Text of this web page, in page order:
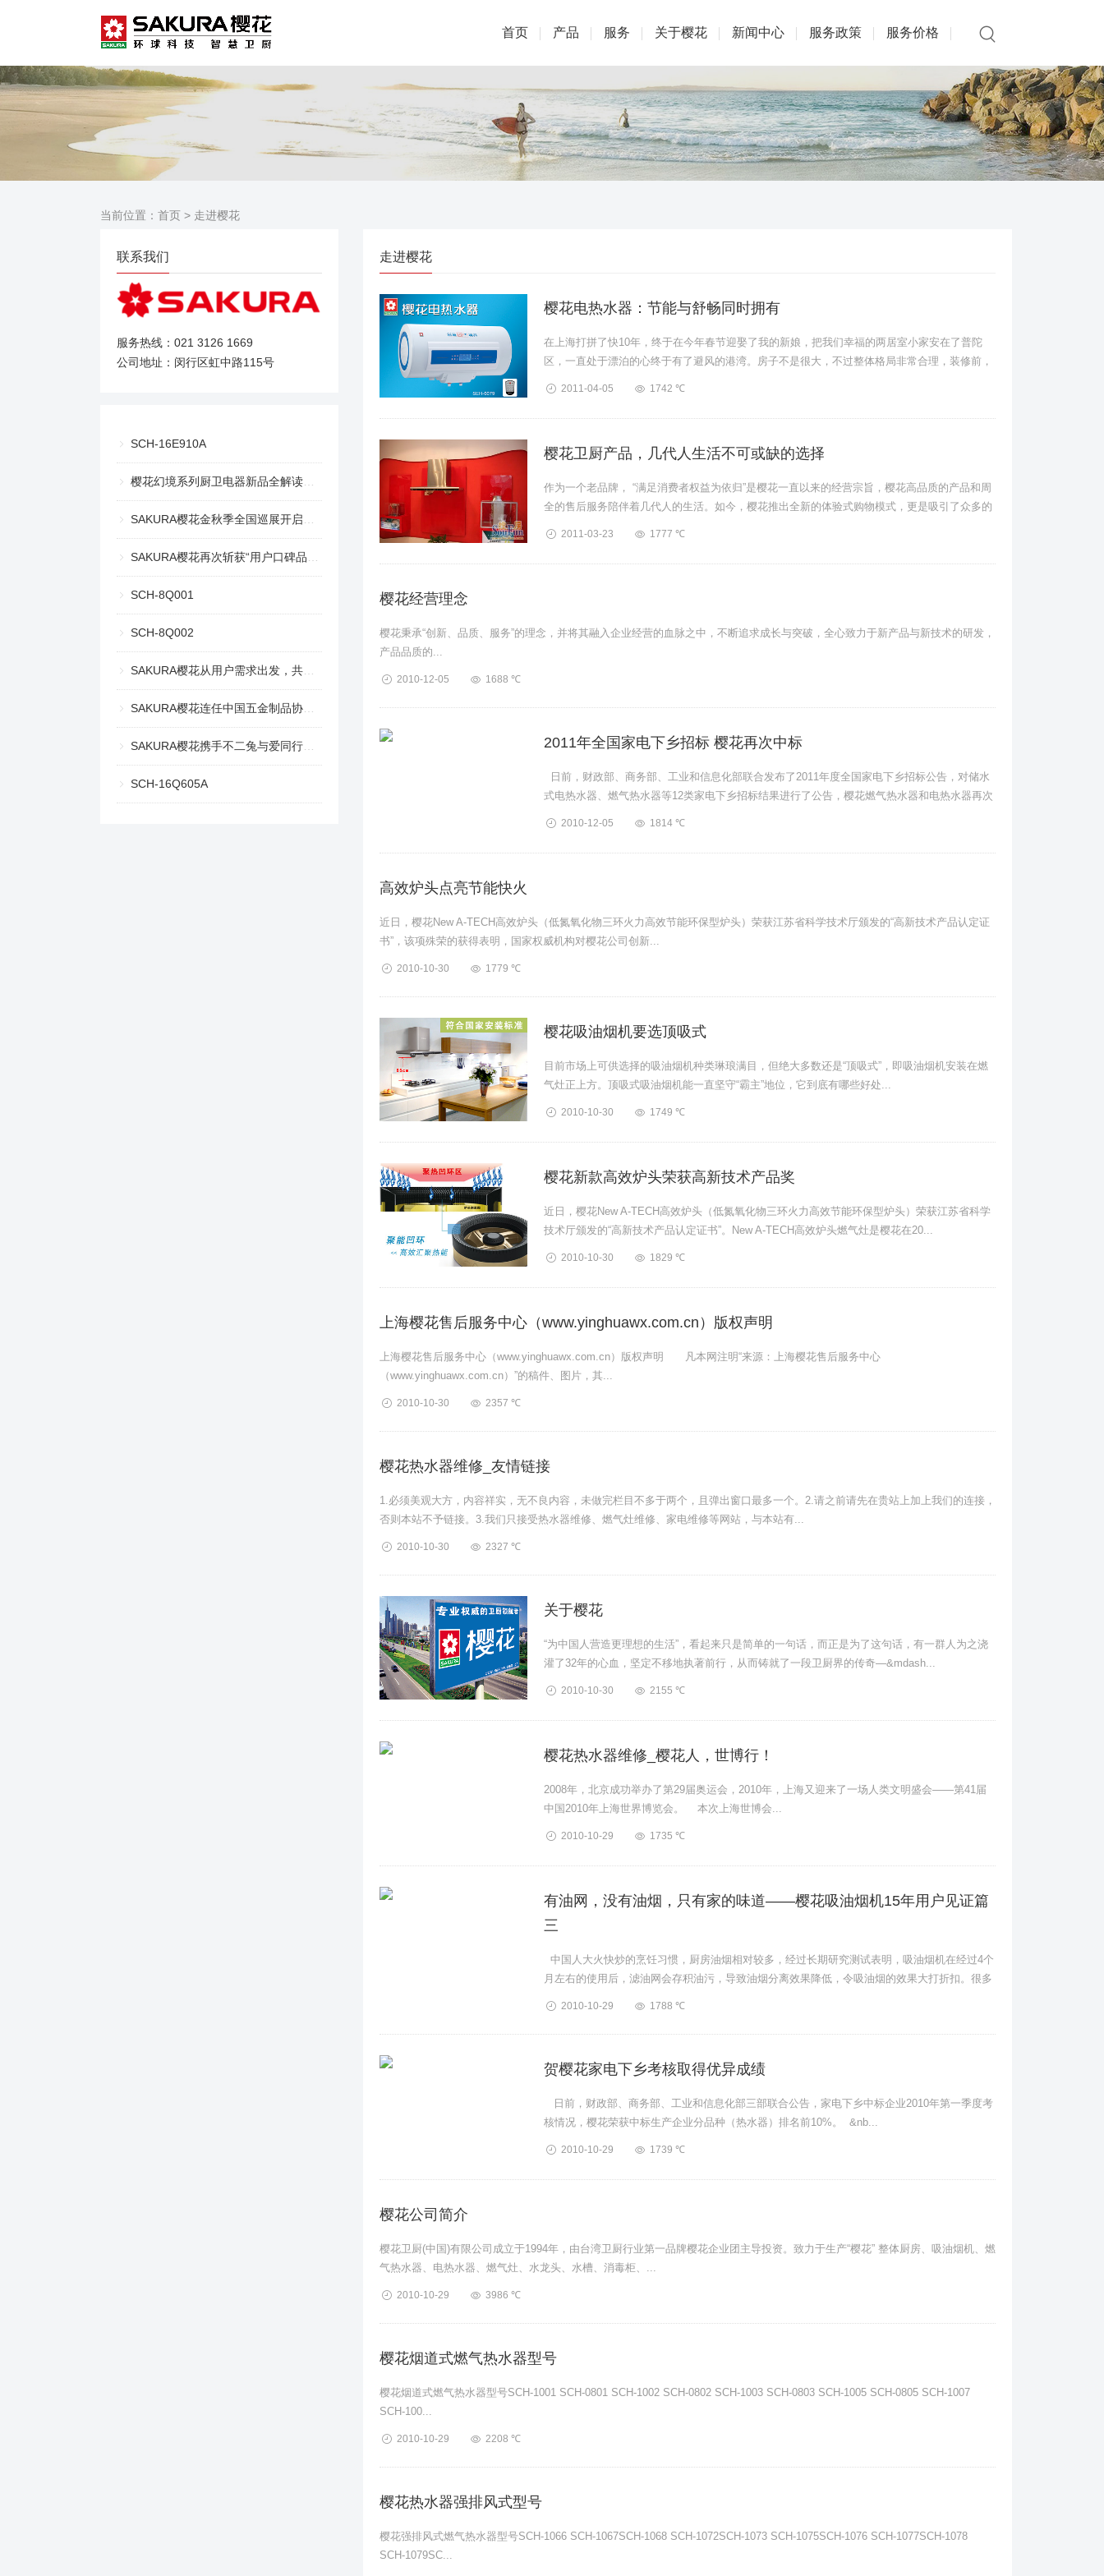
首页 产品 服务 关于樱花 新闻中心 服务政策 服务价格
当前位置： 首页 > 走进樱花
联系我们
服务热线：021 3126 1669
公司地址：闵行区虹中路115号
SCH-16E910A
樱花幻境系列厨卫电器新品全解读，幻境美厨重绘生活意趣
SAKURA樱花金秋季全国巡展开启，探索趣味生活之旅
SAKURA樱花再次斩获“用户口碑品牌奖” 和 “创新产品奖”
SCH-8Q001
SCH-8Q002
SAKURA樱花从用户需求出发，共探舒适自在的理想生活
SAKURA樱花连任中国五金制品协会燃气用具分会副理事长单位
SAKURA樱花携手不二兔与爱同行，共启最「家」浪漫
SCH-16Q605A
走进樱花
樱花电热水器：节能与舒畅同时拥有
在上海打拼了快10年，终于在今年春节迎娶了我的新娘，把我们幸福的两居室小家安在了普陀
区，一直处于漂泊的心终于有了避风的港湾。房子不是很大，不过整体格局非常合理，装修前，
2011-04-05 1742 ℃
樱花卫厨产品，几代人生活不可或缺的选择
作为一个老品牌， “满足消费者权益为依归”是樱花一直以来的经营宗旨，樱花高品质的产品和周
全的售后服务陪伴着几代人的生活。如今，樱花推出全新的体验式购物模式，更是吸引了众多的
2011-03-23 1777 ℃
樱花经营理念
樱花秉承“创新、品质、服务”的理念，并将其融入企业经营的血脉之中，不断追求成长与突破，全心致力于新产品与新技术的研发，
产品品质的...
2010-12-05 1688 ℃
2011年全国家电下乡招标 樱花再次中标
日前，财政部、商务部、工业和信息化部联合发布了2011年度全国家电下乡招标公告，对储水
式电热水器、燃气热水器等12类家电下乡招标结果进行了公告，樱花燃气热水器和电热水器再次
2010-12-05 1814 ℃
高效炉头点亮节能快火
近日，樱花New A-TECH高效炉头（低氮氧化物三环火力高效节能环保型炉头）荣获江苏省科学技术厅颁发的“高新技术产品认定证
书”，该项殊荣的获得表明，国家权威机构对樱花公司创新...
2010-10-30 1779 ℃
樱花吸油烟机要选顶吸式
目前市场上可供选择的吸油烟机种类琳琅满目，但绝大多数还是“顶吸式”，即吸油烟机安装在燃
气灶正上方。顶吸式吸油烟机能一直坚守“霸主”地位，它到底有哪些好处...
2010-10-30 1749 ℃
樱花新款高效炉头荣获高新技术产品奖
近日，樱花New A-TECH高效炉头（低氮氧化物三环火力高效节能环保型炉头）荣获江苏省科学
技术厅颁发的“高新技术产品认定证书”。New A-TECH高效炉头燃气灶是樱花在20...
2010-10-30 1829 ℃
上海樱花售后服务中心（www.yinghuawx.com.cn）版权声明
上海樱花售后服务中心（www.yinghuawx.com.cn）版权声明 凡本网注明“来源：上海樱花售后服务中心
（www.yinghuawx.com.cn）”的稿件、图片，其...
2010-10-30 2357 ℃
樱花热水器维修_友情链接
1.必须美观大方，内容祥实，无不良内容，未做完栏目不多于两个，且弹出窗口最多一个。2.请之前请先在贵站上加上我们的连接，
否则本站不予链接。3.我们只接受热水器维修、燃气灶维修、家电维修等网站，与本站有...
2010-10-30 2327 ℃
关于樱花
“为中国人营造更理想的生活”，看起来只是简单的一句话，而正是为了这句话，有一群人为之浇
灌了32年的心血，坚定不移地执著前行，从而铸就了一段卫厨界的传奇—&mdash...
2010-10-30 2155 ℃
樱花热水器维修_樱花人，世博行！
2008年，北京成功举办了第29届奥运会，2010年，上海又迎来了一场人类文明盛会——第41届
中国2010年上海世界博览会。 本次上海世博会...
2010-10-29 1735 ℃
有油网，没有油烟，只有家的味道——樱花吸油烟机15年用户见证篇
三
中国人大火快炒的烹饪习惯，厨房油烟相对较多，经过长期研究测试表明，吸油烟机在经过4个
月左右的使用后，滤油网会存积油污，导致油烟分离效果降低，令吸油烟的效果大打折扣。很多
2010-10-29 1788 ℃
贺樱花家电下乡考核取得优异成绩
日前，财政部、商务部、工业和信息化部三部联合公告，家电下乡中标企业2010年第一季度考
核情况，樱花荣获中标生产企业分品种（热水器）排名前10%。 &nb...
2010-10-29 1739 ℃
樱花公司简介
樱花卫厨(中国)有限公司成立于1994年，由台湾卫厨行业第一品牌樱花企业团主导投资。致力于生产“樱花” 整体厨房、吸油烟机、燃
气热水器、电热水器、燃气灶、水龙头、水槽、消毒柜、...
2010-10-29 3986 ℃
樱花烟道式燃气热水器型号
樱花烟道式燃气热水器型号SCH-1001 SCH-0801 SCH-1002 SCH-0802 SCH-1003 SCH-0803 SCH-1005 SCH-0805 SCH-1007
SCH-100...
2010-10-29 2208 ℃
樱花热水器强排风式型号
樱花强排风式燃气热水器型号SCH-1066 SCH-1067SCH-1068 SCH-1072SCH-1073 SCH-1075SCH-1076 SCH-1077SCH-1078
SCH-1079SC...